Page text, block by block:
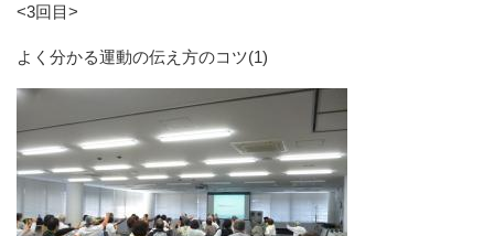
<3回目>
よく分かる運動の伝え方のコツ(1)